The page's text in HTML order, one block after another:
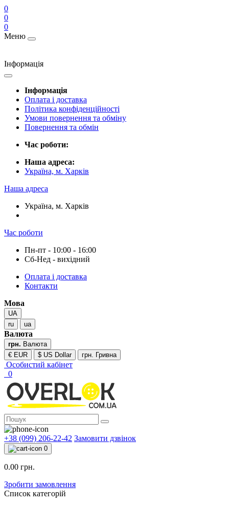
0
0
0
Меню
Інформація
Інформація
Оплата і доставка
Політика конфіденційності
Умови повернення та обміну
Повернення та обмін
Час роботи:
Наша адреса:
Україна, м. Харків
Наша адреса
Україна, м. Харків
Час роботи
Пн-пт - 10:00 - 16:00
Сб-Нед - вихідний
Оплата і доставка
Контакти
Мова
UA
ru
ua
Валюта
грн. Валюта
€ EUR
$ US Dollar грн. Гривна
Особистий кабінет
0
+38 (099) 206-22-42 Замовити дзвінок
0
0.00 грн.
Зробити замовлення
Список категорій